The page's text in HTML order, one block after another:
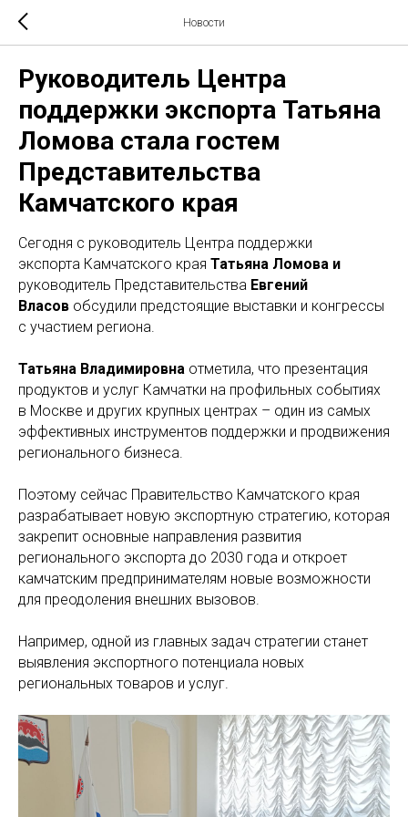
Новости
Руководитель Центра
поддержки экспорта Татьяна
Ломова стала гостем
Представительства
Камчатского края
Сегодня с руководитель Центра поддержки
экспорта Камчатского края Татьяна Ломова и
руководитель Представительства Евгений
Власов обсудили предстоящие выставки и конгрессы
с участием региона.
Татьяна Владимировна отметила, что презентация
продуктов и услуг Камчатки на профильных событиях
в Москве и других крупных центрах – один из самых
эффективных инструментов поддержки и продвижения
регионального бизнеса.
Поэтому сейчас Правительство Камчатского края
разрабатывает новую экспортную стратегию, которая
закрепит основные направления развития
регионального экспорта до 2030 года и откроет
камчатским предпринимателям новые возможности
для преодоления внешних вызовов.
Например, одной из главных задач стратегии станет
выявления экспортного потенциала новых
региональных товаров и услуг.